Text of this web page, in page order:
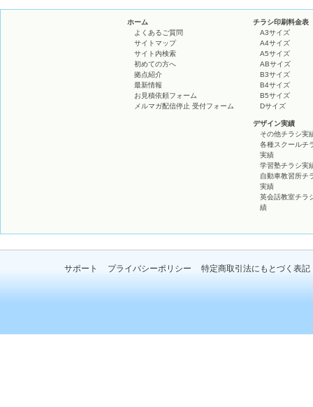
ホーム
よくあるご質問
サイトマップ
サイト内検索
初めての方へ
拠点紹介
最新情報
お見積依頼フォーム
メルマガ配信停止 受付フォーム
チラシ印刷料金表
A3サイズ
A4サイズ
A5サイズ
ABサイズ
B3サイズ
B4サイズ
B5サイズ
Dサイズ
デザイン実績
その他チラシ実
各種スクールチ
実績
学習塾チラシ実
自動車教習所チ
実績
英会話教室チラ
績
サポート プライバシーポリシー 特定商取引法にもとづく表記